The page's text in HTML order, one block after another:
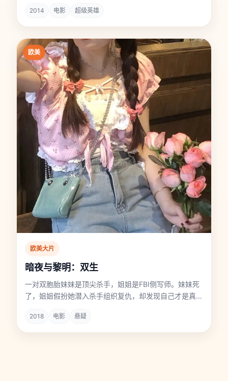
2014 电影 超级英雄
欧美
欧美大片
暗夜与黎明：双生
一对双胞胎妹妹是顶尖杀手，姐姐是FBI侧写师。妹妹死
了，姐姐假扮她潜入杀手组织复仇，却发现自己才是真正
2018 电影 悬疑